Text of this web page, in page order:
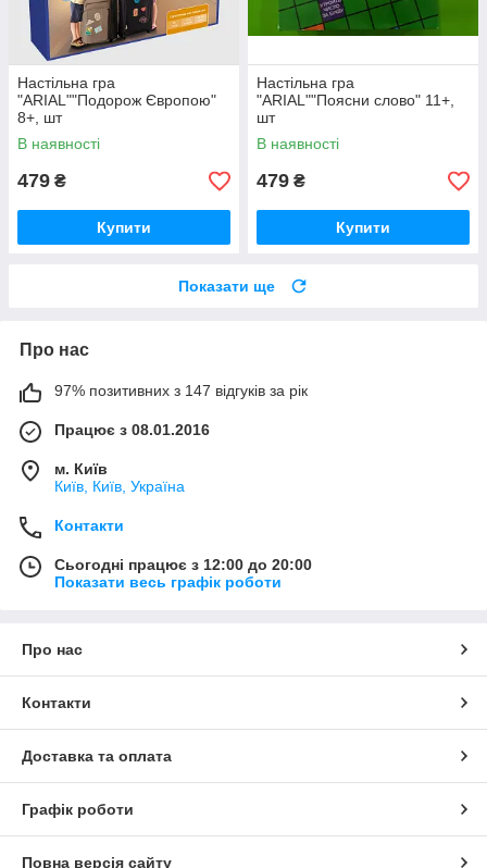
Настільна гра
"ARIAL""Подорож Європою"
8+, шт
В наявності
479 ₴
Купити
Настільна гра
"ARIAL""Поясни слово" 11+,
шт
В наявності
479 ₴
Купити
Показати ще
Про нас
97% позитивних з 147 відгуків за рік
Працює з 08.01.2016
м. Київ
Київ, Київ, Україна
Контакти
Сьогодні працює з 12:00 до 20:00
Показати весь графік роботи
Про нас
Контакти
Доставка та оплата
Графік роботи
Повна версія сайту